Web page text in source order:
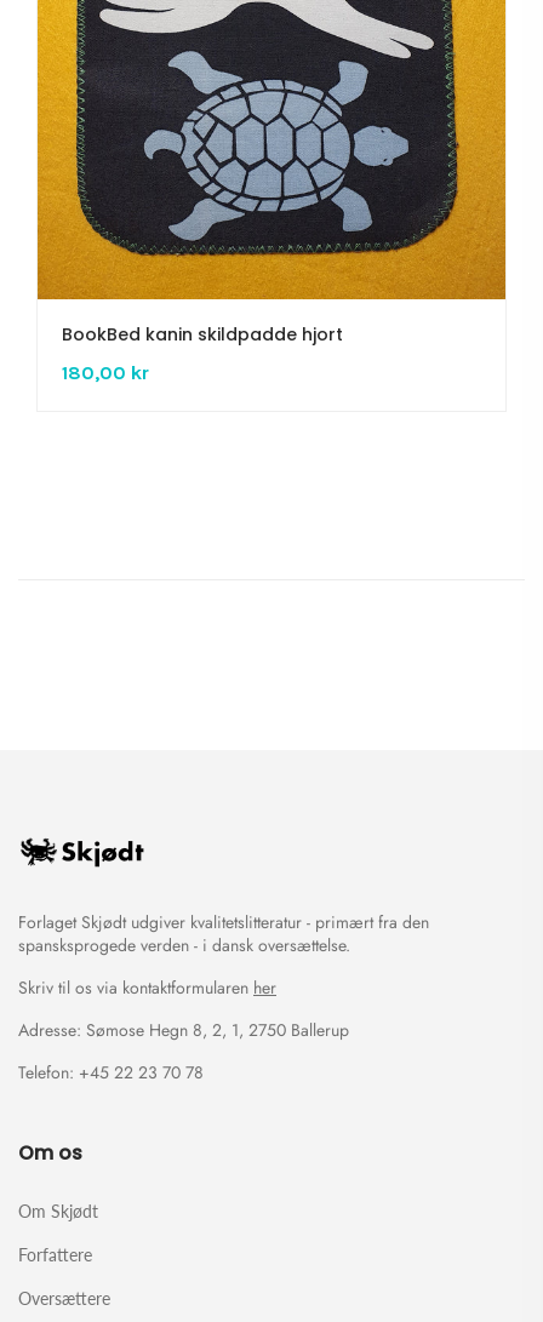
BookBed kanin skildpadde hjort
180,00 kr
Forlaget Skjødt udgiver kvalitetslitteratur - primært fra den
spansksprogede verden - i dansk oversættelse.
Skriv til os via kontaktformularen her
Adresse: Sømose Hegn 8, 2, 1, 2750 Ballerup
Telefon: +45 22 23 70 78
Om os
Om Skjødt
Forfattere
Oversættere